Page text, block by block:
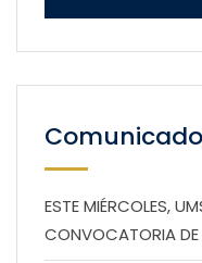
ESTE MIÉRCOLES,
CONVOCATORIA DE